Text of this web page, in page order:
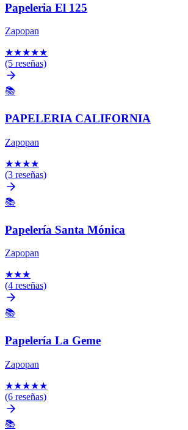
Papeleria El 125
Zapopan
★★★★★
(5 reseñas)
📚
PAPELERIA CALIFORNIA
Zapopan
★★★★
(3 reseñas)
📚
Papelería Santa Mónica
Zapopan
★★★
(4 reseñas)
📚
Papelería La Geme
Zapopan
★★★★★
(6 reseñas)
📚